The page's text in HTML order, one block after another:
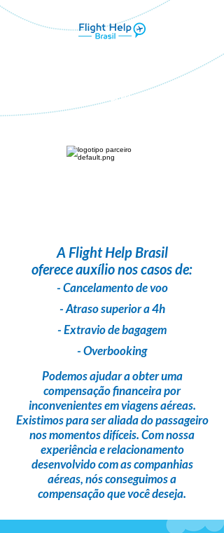
em parceria com
A Flight Help Brasil
oferece auxílio nos casos de:
- Cancelamento de voo
- Atraso superior a 4h
- Extravio de bagagem
- Overbooking
Podemos ajudar a obter uma
compensação financeirapor
inconvenientes em viagens aéreas.
Existimos para seraliada do passageiro
nos momentos difíceis. Com nossa
experiência e relacionamento
desenvolvido com as companhias
aéreas,nós conseguimos a
compensação que você deseja.